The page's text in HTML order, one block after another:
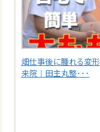
畑仕事後に腫れる変
来院｜田主丸整･･･